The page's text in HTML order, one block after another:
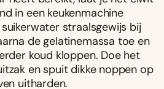
in een keukenmachine
straalsgewijs bij
de gelatinemassa toe en
koud kloppen. Doe het
en spuit dikke noppen op
uitharden.